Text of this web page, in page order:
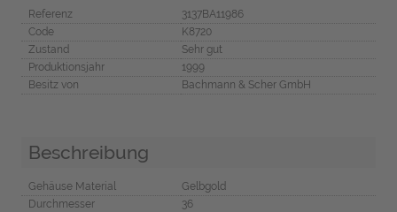
Referenz
3137BA11986
Code
K8720
Zustand
Sehr gut
Produktionsjahr
1999
Besitz von
Bachmann & Scher GmbH
Beschreibung
Gehäuse Material
Gelbgold
Durchmesser
36